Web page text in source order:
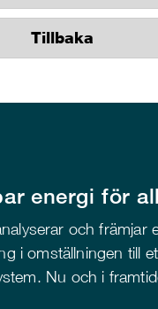
Tillbaka
energi för
och främjar
i omställningen till
Nu och i